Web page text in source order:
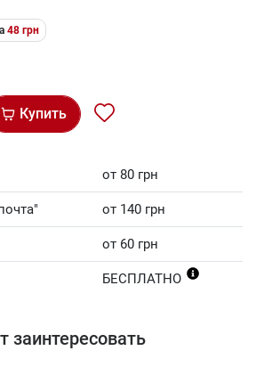
48 грн
Купить
от 80 грн
от 140 грн
от 60 грн
БЕСПЛАТНО
заинтересовать